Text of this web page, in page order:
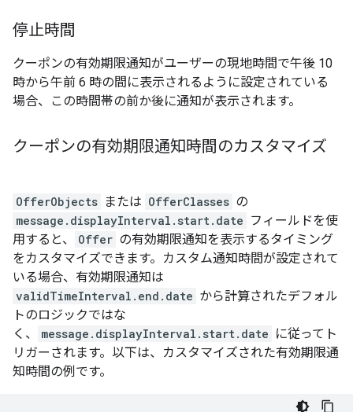
停止時間
クーポンの有効期限通知がユーザーの現地時間で午後 10
時から午前 6 時の間に表示されるように設定されている
場合、この時間帯の前か後に通知が表示されます。
クーポンの有効期限通知時間のカスタマイズ
OfferObjects または OfferClasses の
message.displayInterval.start.date フィールドを使
用すると、
Offer の有効期限通知を表示するタイミング
をカスタマイズできます。カスタム通知時間が設定されて
いる場合、有効期限通知は
validTimeInterval.end.date から計算されたデフォル
トのロジックではな
く、
message.displayInterval.start.date に従ってト
リガーされます。以下は、カスタマイズされた有効期限通
知時間の例です。